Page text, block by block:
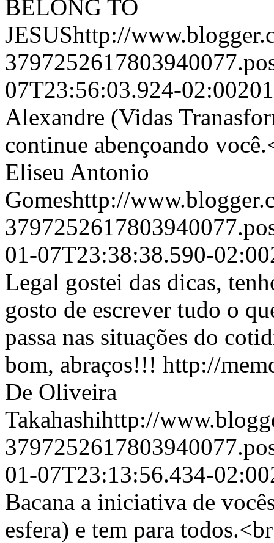
BELONG TO
JESUShttp://
07T23:56:03.924-
Alexandre (Vidas
continue abençoando
Eliseu Antonio
Gomeshttp://
01-07T23:38:38.590-
Legal gostei das dicas,
gosto de escrever tudo o
passa nas situações do
bom, abraços!!! http://
De Oliveira
Takahashihttp://
01-07T23:13:56.434-
Bacana a iniciativa de
esfera) e tem para